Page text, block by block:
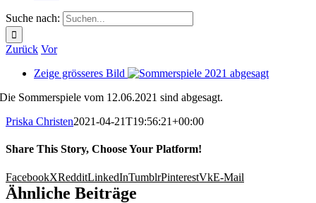
Suche nach:
Zurück Vor
Zeige grösseres Bild
Die Sommerspiele vom 12.06.2021 sind abgesagt.
Priska Christen2021-04-21T19:56:21+00:00
Share This Story, Choose Your Platform!
FacebookXRedditLinkedInTumblrPinterestVkE-Mail
Ähnliche Beiträge